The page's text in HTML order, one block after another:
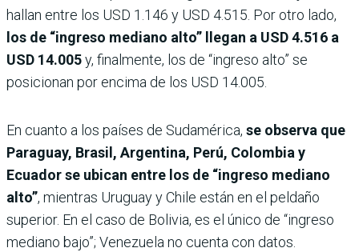
hallan entre los USD 1.146 y USD 4.515. Por otro lado,
los de “ingreso mediano alto” llegan a USD 4.516 a
USD 14.005y, finalmente, los de “ingreso alto” se
posicionan por encima de los USD 14.005.
En cuanto a los países de Sudamérica, se observa que
Paraguay, Brasil, Argentina, Perú, Colombia y
Ecuador se ubican entre los de “ingreso mediano
alto”, mientras Uruguay y Chile están en el peldaño
superior. En el caso de Bolivia, es el único de “ingreso
mediano bajo”; Venezuela no cuenta con datos.